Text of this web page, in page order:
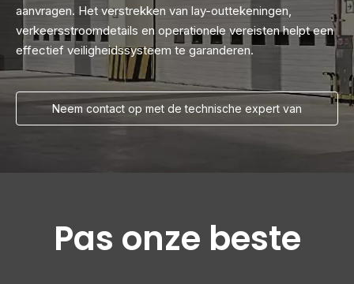
aanvragen. Het verstrekken van lay-outtekeningen,
verkeersstroomdetails en operationele vereisten helpt een
effectief veiligheidssysteem te garanderen.
Neem contact op met de technische expert van
Pas onze beste